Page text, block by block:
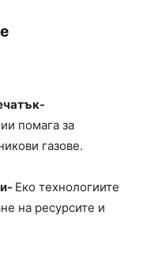
помага за
газове.
Еко технологиите
на ресурсите и